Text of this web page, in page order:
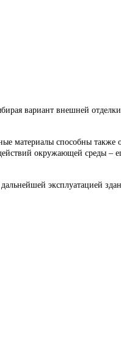
вариант внешней
материалы способны также
окружающей среды –
эксплуатацией